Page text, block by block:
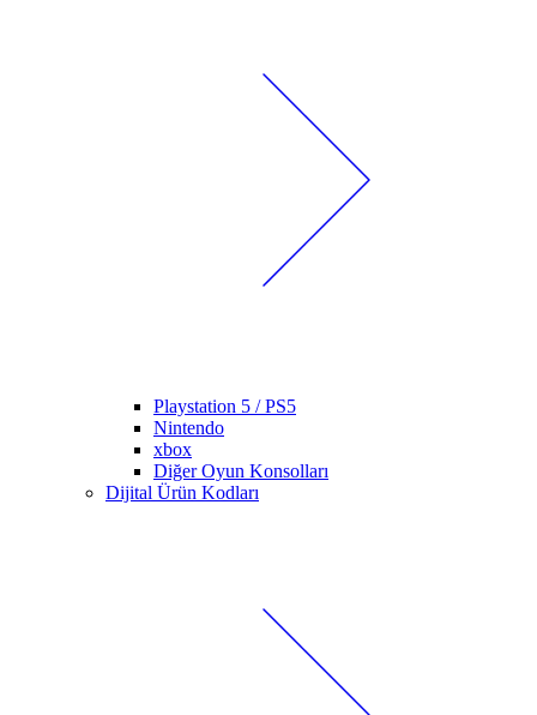
Playstation 5 / PS5
Nintendo
xbox
Diğer Oyun Konsolları
Dijital Ürün Kodları